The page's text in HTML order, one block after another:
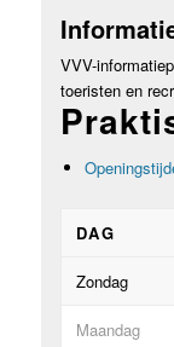
VVV-
toeristen en
DAG
Zondag
Maandag